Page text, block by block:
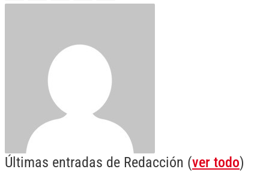
Últimas entradas de Redacción (ver todo)